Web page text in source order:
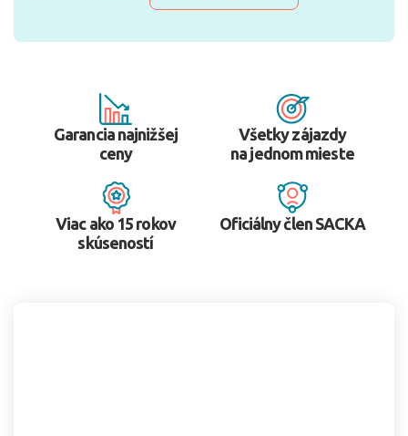
Garancia najnižšej
ceny
Všetky zájazdy
na jednom mieste
Viac ako 15 rokov
skúseností
Oficiálny člen SACKA